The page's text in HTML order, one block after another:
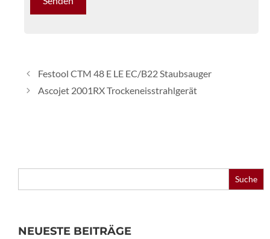
Festool CTM 48 E LE EC/B22 Staubsauger
Ascojet 2001RX Trockeneisstrahlgerät
Search
NEUESTE BEITRÄGE